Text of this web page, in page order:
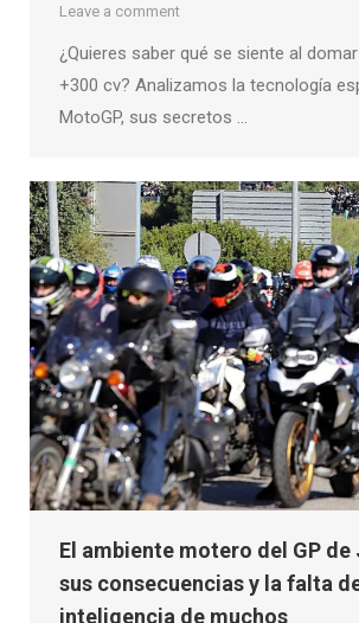
Leave a comment
¿Quieres saber qué se siente al
+300 cv? Analizamos la tecnología
MotoGP, sus secretos …
El ambiente motero del GP de
sus consecuencias y la falta
inteligencia de muchos